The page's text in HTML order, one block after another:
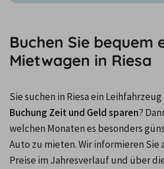
Buchen Sie bequem
Mietwagen in Riesa
Sie suchen in Riesa ein
Buchung Zeit und Geld sparen?
welchen Monaten es besonders
Auto zu mieten. Wir informieren
Preise im Jahresverlauf und über